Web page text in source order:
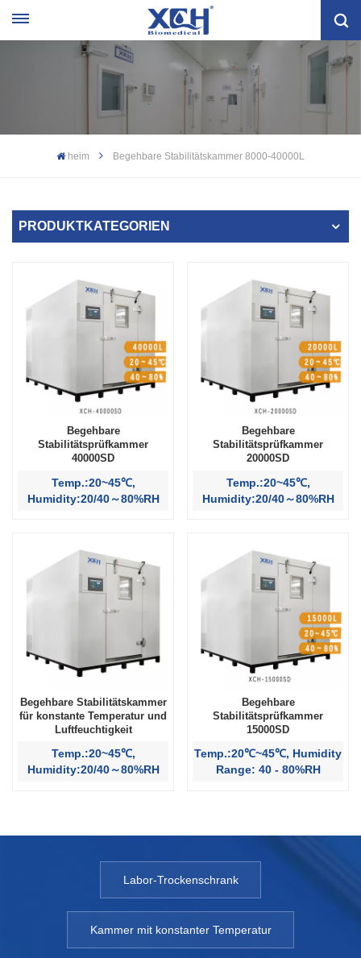
heim Begehbare Stabilitätskammer 8000-40000L
PRODUKTKATEGORIEN
Begehbare
Stabilitätsprüfkammer
40000SD
Temp.:20~45℃,
Humidity:20/40～80%RH
Begehbare
Stabilitätsprüfkammer
20000SD
Temp.:20~45℃,
Humidity:20/40～80%RH
Begehbare Stabilitätskammer
für konstante Temperatur und
Luftfeuchtigkeit
Temp.:20~45℃,
Humidity:20/40～80%RH
Begehbare
Stabilitätsprüfkammer
15000SD
Temp.:20℃~45℃, Humidity
Range: 40 - 80%RH
Labor-Trockenschrank
Kammer mit konstanter Temperatur